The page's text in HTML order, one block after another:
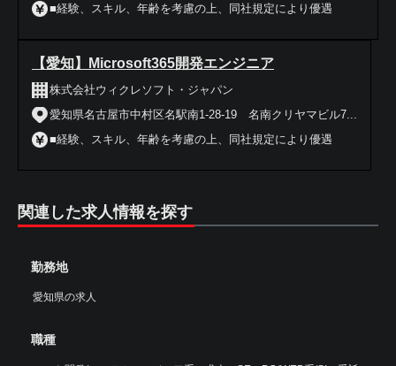
■経験、スキル、年齢を考慮の上、同社規定により優遇
【愛知】Microsoft365開発エンジニア
株式会社ウィクレソフト・ジャパン
愛知県名古屋市中村区名駅南1-28-19 名南クリヤマビル7...
■経験、スキル、年齢を考慮の上、同社規定により優遇
関連した求人情報を探す
勤務地
愛知県の求人
職種